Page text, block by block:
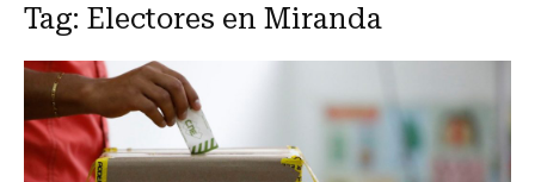
Tag: Electores en Miranda